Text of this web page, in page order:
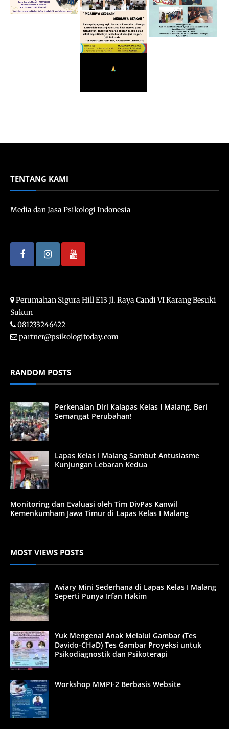
TENTANG KAMI
Media dan Jasa Psikologi Indonesia
Perumahan Sigura Hill E13 Jl. Raya Candi VI Karang Besuki
Sukun
081233246422
partner@psikologitoday.com
RANDOM POSTS
Perkenalan Diri Kalapas Kelas I Malang, Beri
Semangat Perubahan!
Lapas Kelas I Malang Sambut Antusiasme
Kunjungan Lebaran Kedua
Monitoring dan Evaluasi oleh Tim DivPas Kanwil
Kemenkumham Jawa Timur di Lapas Kelas I Malang
MOST VIEWS POSTS
Aviary Mini Sederhana di Lapas Kelas I Malang
Seperti Punya Irfan Hakim
Yuk Mengenal Anak Melalui Gambar (Tes
Davido-CHaD) Tes Gambar Proyeksi untuk
Psikodiagnostik dan Psikoterapi
Workshop MMPI-2 Berbasis Website